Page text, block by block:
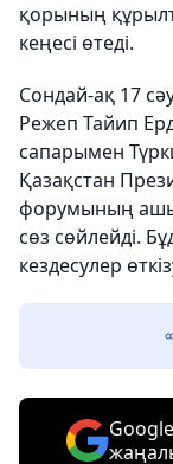
қорының
кеңесі өтеді.
Сондай-ақ 17
Режеп Тайип
сапарымен
Қазақстан
форумының
сөз сөйлейді.
кездесулер